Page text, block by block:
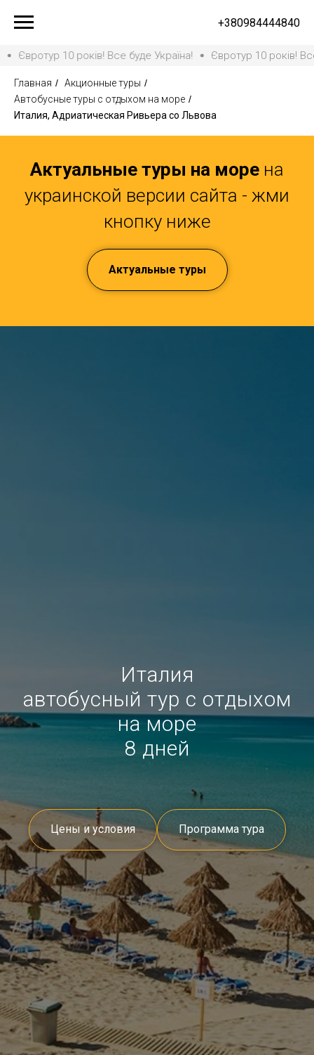
+380984444840
10 років! Все буде Україна! Євротур 10 років! Все буде
Главная / Акционные туры /
Автобусные туры с отдыхом на море /
Италия, Адриатическая Ривьера со Львова
Актуальные туры на море на
украинской версии сайта - жми
кнопку ниже
Актуальные туры
Италия
автобусный тур с отдыхом
на море
8 дней
Цены и условия Программа тура